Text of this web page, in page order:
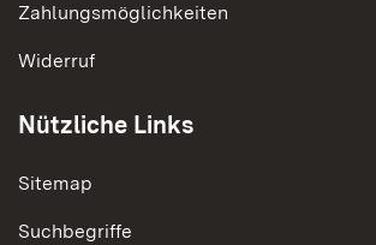
Zahlungsmöglichkeiten
Widerruf
Nützliche Links
Sitemap
Suchbegriffe